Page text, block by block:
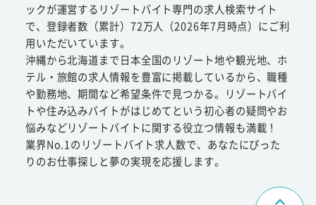
ックが運営するリゾートバイト専門の求人検索サイト
で、登録者数（累計）72万人（2026年7月時点）にご利
用いただいています。
沖縄から北海道まで日本全国のリゾート地や観光地、ホ
テル・旅館の求人情報を豊富に掲載しているから、職種
や勤務地、期間など希望条件で見つかる。リゾートバイ
トや住み込みバイトがはじめてという初心者の疑問やお
悩みなどリゾートバイトに関する役立つ情報も満載！
業界No.1のリゾートバイト求人数で、あなたにぴった
りのお仕事探しと夢の実現を応援します。